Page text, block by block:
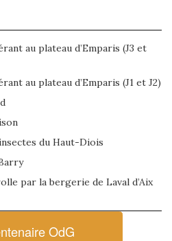
au plateau d’Emparis (J3 et
au plateau d’Emparis (J1 et J2)
du Haut-Diois
par la bergerie de Laval d’Aix
OdG